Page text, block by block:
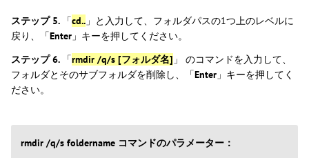
ステップ 5. 「cd.. 」と入力して、フォルダパスの1つ上のレベルに
戻り、「Enter 」キーを押してください。
ステップ 6.
「rmdir /q/s [フォルダ名] 」 のコマンドを入力して、
フォルダとそのサブフォルダを削除し、「Enter 」キーを押してく
ださい。
rmdir /q/s foldername コマンドのパラメーター：